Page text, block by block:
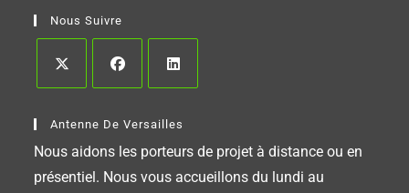
Nous Suivre
Antenne De Versailles
Nous aidons les porteurs de projet à distance ou en
présentiel. Nous vous accueillons du lundi au